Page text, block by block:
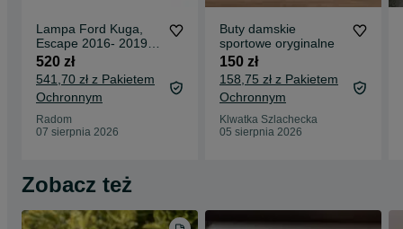
Lampa Ford Kuga,
Escape 2016- 2019
lampa tył lewa
520 zł
541,70 zł z Pakietem
Ochronnym
Radom
07 sierpnia 2026
Buty damskie
sportowe oryginalne
150 zł
158,75 zł z Pakietem
Ochronnym
Klwatka Szlachecka
05 sierpnia 2026
Zobacz też